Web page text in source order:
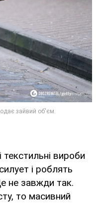
текстильні вироби
і роблять
не завжди так.
то масивний